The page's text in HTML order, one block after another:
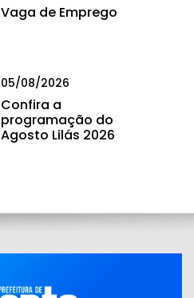
Vaga de Emprego
05/08/2026
Confira a
programação do
Agosto Lilás 2026